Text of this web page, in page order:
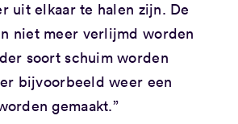
uit elkaar te halen zijn. De
niet meer verlijmd worden
soort schuim worden
bijvoorbeeld weer een
gemaakt.”